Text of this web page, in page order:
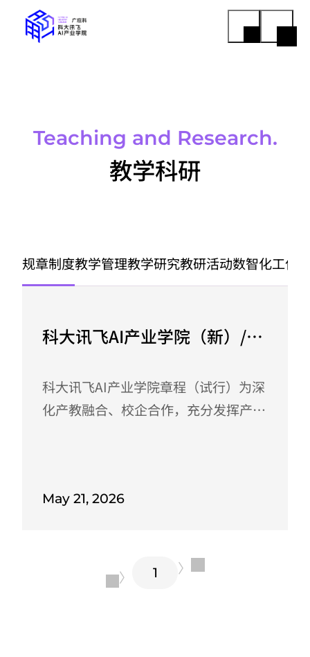
Teaching and Research.
教学科研
规章制度教学管理教学研究教研活动数智化工作
科大讯飞AI产业学院（新）/规
科大讯飞AI产业学院章程（试行）为深
化产教融合、校企合作，充分发挥产业
推进应用型高校建设，更好地服务大湾
科大讯飞AI产业学院。为规范产业学院
的运行，建立健全有效的管理，科学地
May 21, 2026
〈 1 〉